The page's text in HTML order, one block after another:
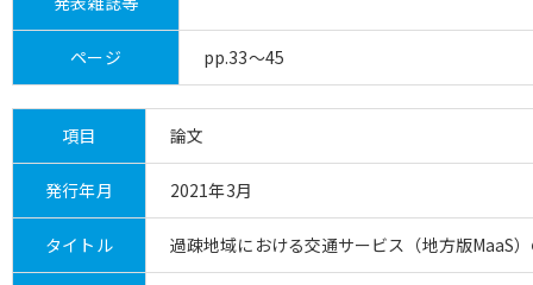
ページ pp.33～45
項目 論文
発行年月 2021年3月
タイトル 過疎地域における交通サービス（地方版